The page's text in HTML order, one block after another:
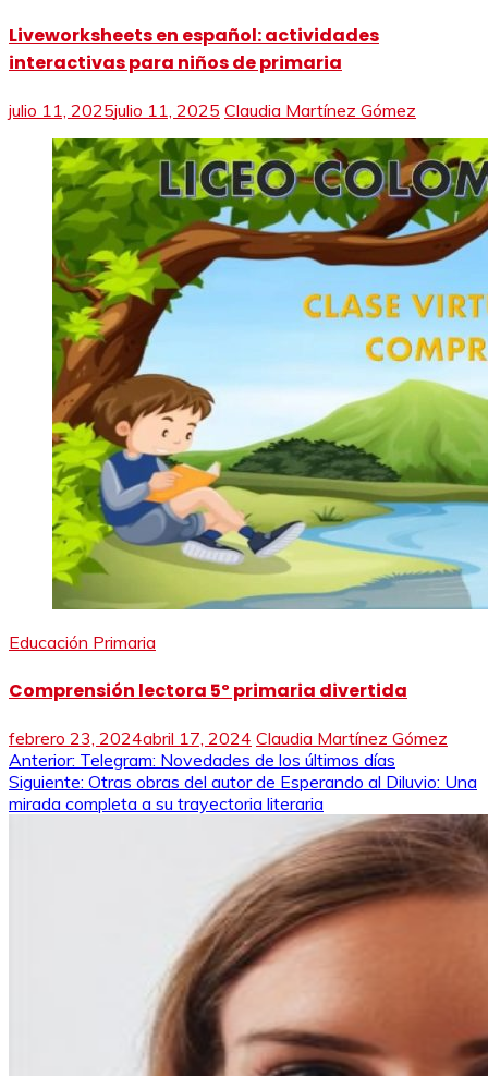
Liveworksheets en español: actividades
interactivas para niños de primaria
julio 11, 2025julio 11, 2025 Claudia Martínez Gómez
Educación Primaria
Comprensión lectora 5º primaria divertida
febrero 23, 2024abril 17, 2024 Claudia Martínez Gómez
Navegación
de
Anterior: Telegram: Novedades de los últimos días
Siguiente: Otras obras del autor de Esperando al Diluvio: Una
mirada completa a su trayectoria literaria